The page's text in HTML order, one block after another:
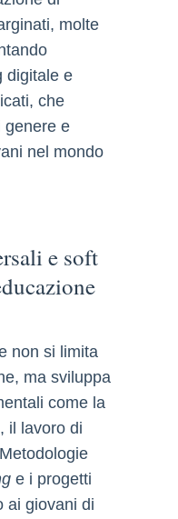
molte
digitale e
che
genere e
nel mondo
e soft
non si limita
ma sviluppa
come la
il lavoro di
e i progetti
ai giovani di